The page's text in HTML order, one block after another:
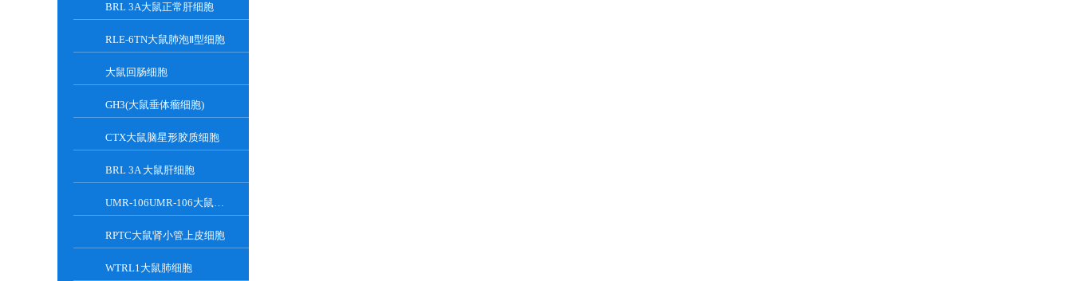
BRL 3A大鼠正常肝细胞
RLE-6TN大鼠肺泡Ⅱ型细胞
大鼠回肠细胞
GH3(大鼠垂体瘤细胞)
CTX大鼠脑星形胶质细胞
BRL 3A 大鼠肝细胞
UMR-106UMR-106大鼠骨肉瘤细胞
RPTC大鼠肾小管上皮细胞
WTRL1大鼠肺细胞